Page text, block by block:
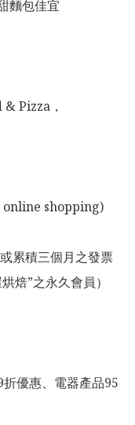
麵包佳宜
Pizza，
累積三個月之發票
焙”之永久會員）
優惠、電器產品95